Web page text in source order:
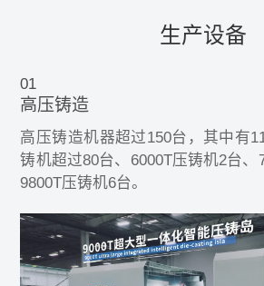
生产设备
01
高压铸造
高压铸造机器超过150台，其中有
铸机超过80台、6000T压铸机2台、
9800T压铸机6台。